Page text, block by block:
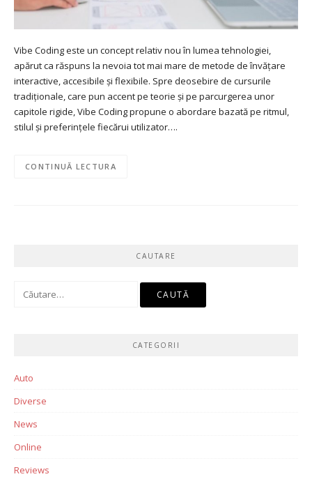
Vibe Coding este un concept relativ nou în lumea tehnologiei,
apărut ca răspuns la nevoia tot mai mare de metode de învățare
interactive, accesibile și flexibile. Spre deosebire de cursurile
tradiționale, care pun accent pe teorie și pe parcurgerea unor
capitole rigide, Vibe Coding propune o abordare bazată pe ritmul,
stilul și preferințele fiecărui utilizator….
CONTINUĂ LECTURA
CAUTARE
Caută
CATEGORII
Auto
Diverse
News
Online
Reviews